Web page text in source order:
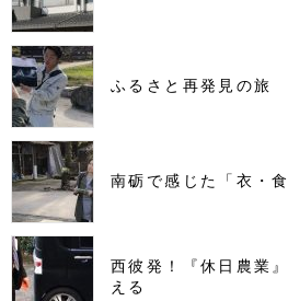
ふるさと再発見の旅
南砺で感じた「衣・食
西彼発！『休日農業
える